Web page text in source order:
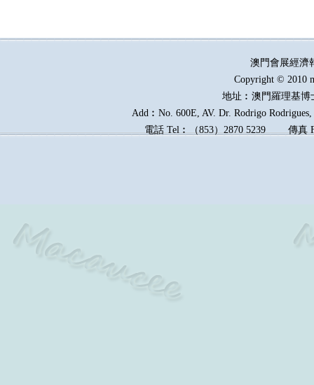
澳門會展經
Copyright © 2010
地址︰澳門羅理基博
Add︰No. 600E, AV. Dr. Rodrigo
電話 Tel︰（853）2870 5239傳真